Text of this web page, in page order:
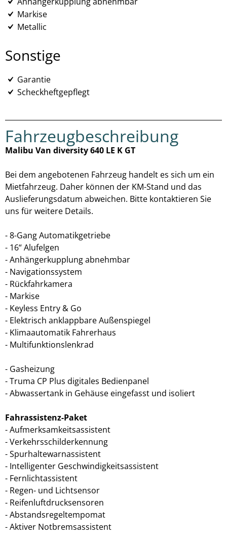
Markise
Metallic
Sonstige
Garantie
Scheckheftgepflegt
Fahrzeugbeschreibung
Malibu Van diversity 640 LE K GT
Bei dem angebotenen Fahrzeug handelt es sich um ein
Mietfahrzeug. Daher können der KM-Stand und das
Auslieferungsdatum abweichen. Bitte kontaktieren Sie
uns für weitere Details.
8-Gang Automatikgetriebe
16“ Alufelgen
Anhängerkupplung abnehmbar
Navigationssystem
Rückfahrkamera
Markise
Keyless Entry & Go
Elektrisch anklappbare Außenspiegel
Klimaautomatik Fahrerhaus
Multifunktionslenkrad
Gasheizung
Truma CP Plus digitales Bedienpanel
Abwassertank in Gehäuse eingefasst und isoliert
Fahrassistenz-Paket
Aufmerksamkeitsassistent
Verkehrsschilderkennung
Spurhaltewarnassistent
Intelligenter Geschwindigkeitsassistent
Fernlichtassistent
Regen- und Lichtsensor
Reifenluftdrucksensoren
Abstandsregeltempomat
Aktiver Notbremsassistent